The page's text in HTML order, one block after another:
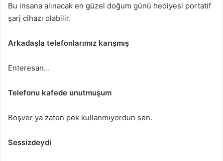
Bu insana alınacak en güzel doğum günü hediyesi portatif
şarj cihazı olabilir.
Arkadaşla telefonlarımız karışmış
Enteresan…
Telefonu kafede unutmuşum
Boşver ya zaten pek kullanmıyordun sen.
Sessizdeydi